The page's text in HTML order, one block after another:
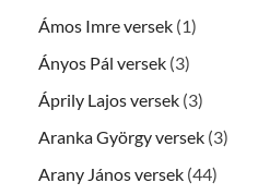
Ámos Imre versek (1)
Ányos Pál versek (3)
Áprily Lajos versek (3)
Aranka György versek (3)
Arany János versek (44)